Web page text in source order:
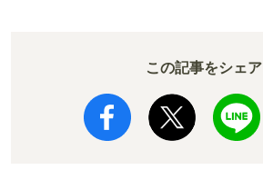
この記事をシェア